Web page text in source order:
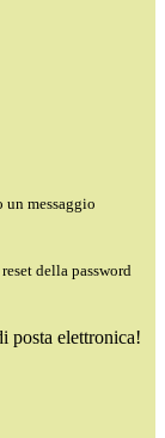
un messaggio
della password
posta elettronica!